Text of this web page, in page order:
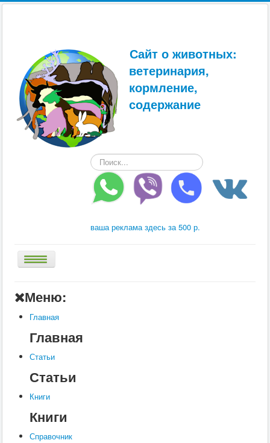
Сайт о животных:
ветеринария,
кормление,
содержание
Искать...
ваша реклама здесь за 500 р.
Книги
Услуги
Контакты
Шкатулки
Меню:
Главная
Главная
Статьи
Статьи
Книги
Книги
Справочник